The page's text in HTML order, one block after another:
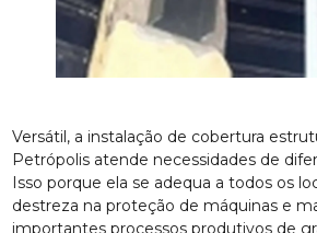
Versátil, a instalação de cobertura
Petrópolis atende necessidades de
Isso porque ela se adequa a todos os
destreza na proteção de máquinas e
importantes processos produtivos de